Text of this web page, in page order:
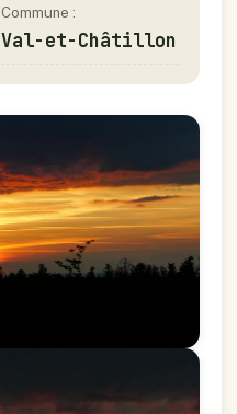
Commune :
Val-et-Châtillon